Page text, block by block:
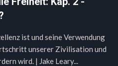
ist und seine Verwendung
unserer Zivilisation und
wird. | Jake Leary...